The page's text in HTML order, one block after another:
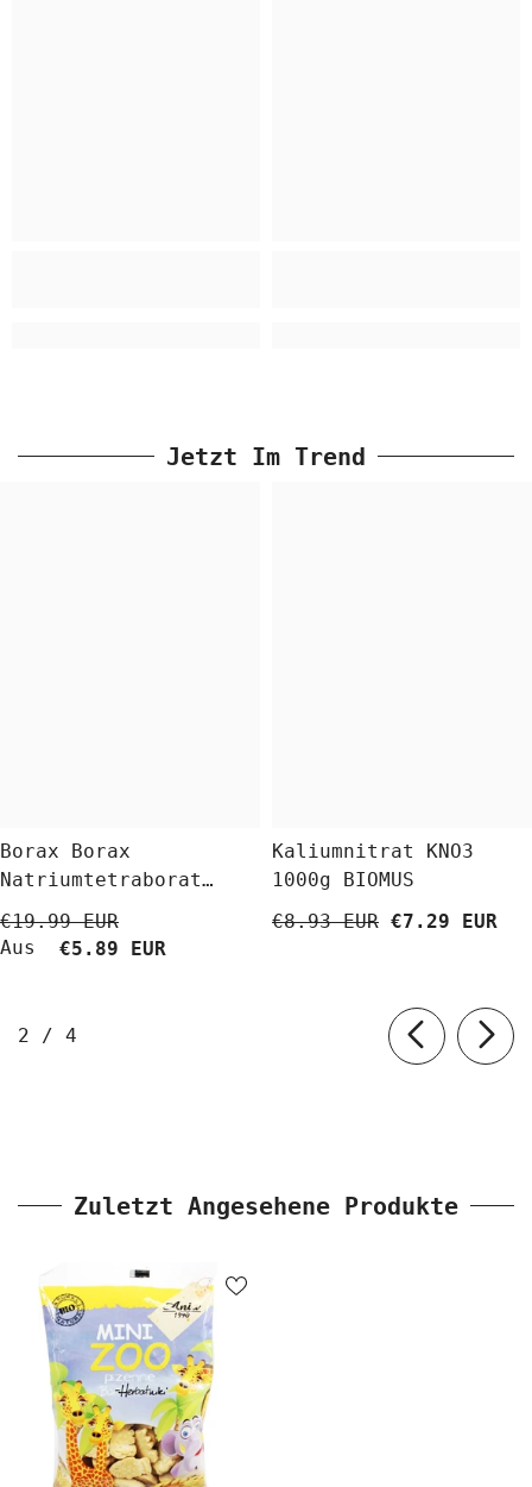
Jetzt Im Trend
Borax Borax
Natriumtetraborat
Decahydrat 5 Kg
BioLaboratorium
€19.99 EUR
Aus
€5.89 EUR
Kaliumnitrat KNO3
1000g BIOMUS
€8.93 EUR €7.29 EUR
2 / von
4
Zuletzt Angesehene Produkte